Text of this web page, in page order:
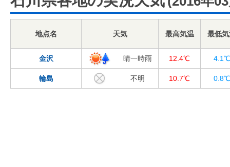
地点名 天気 最高気温 最低
金沢 晴一時雨 12.4℃ 4.1℃
輪島 不明 10.7℃ 0.8℃